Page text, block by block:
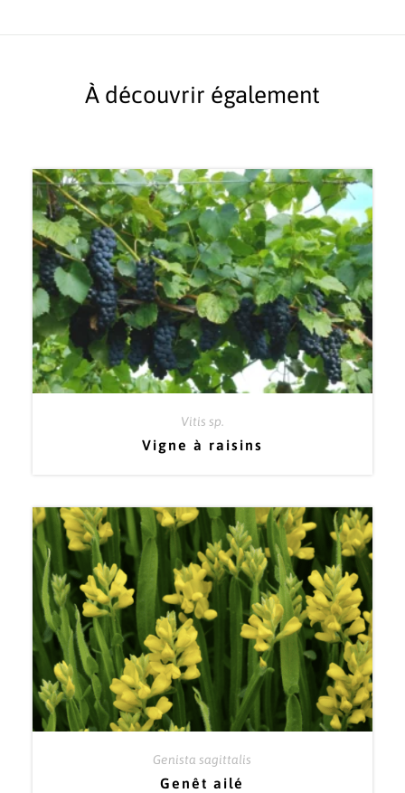
À découvrir également
Vitis sp.
Vigne à raisins
Genista sagittalis
Genêt ailé